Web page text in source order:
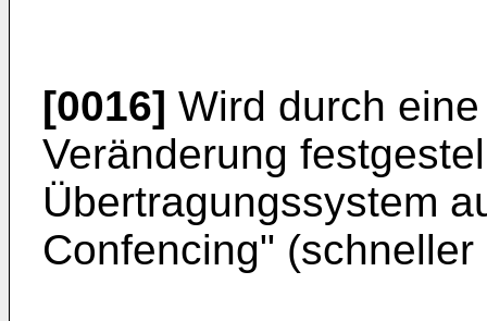
[0016] Wird durch
Veränderung
Übertragungssystem
Confencing"